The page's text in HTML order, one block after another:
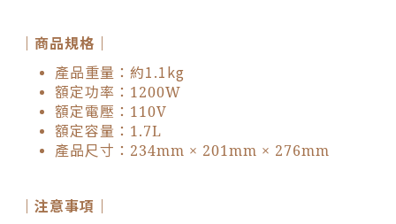
｜商品規格｜
產品重量：約1.1kg
額定功率：1200W
額定電壓：110V
額定容量：1.7L
產品尺寸：234mm × 201mm × 276mm
｜注意事項｜